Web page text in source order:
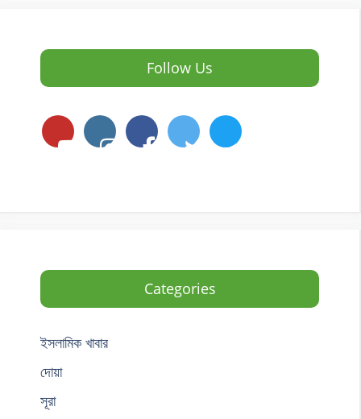
Follow Us
Categories
ইসলামিক খাবার
দোয়া
সূরা